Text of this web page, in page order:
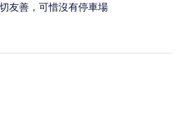
友善，可惜沒有停車場